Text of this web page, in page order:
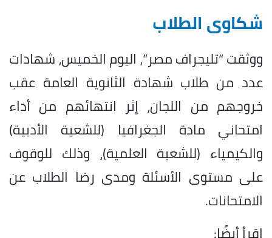
شكاوى الطلاب
ووثقت “تليجراف مصر”، اليوم الخميس، شهادات
عدد من طلاب شهادة الثانوية العامة عقب
خروجهم من اللجان، إثر انتهائهم من أداء
امتحاني مادة الجغرافيا (للشعبة الأدبية)
والكيمياء (للشعبة العلمية)، وذلك للوقوف
على مستوى الأسئلة ومدى رضا الطلاب عن
الامتحانات.